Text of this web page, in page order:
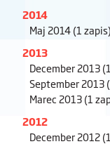
2014
Maj 2014(1 zapis)
2013
December 2013
September 2013
Marec 2013(1
2012
December 2012